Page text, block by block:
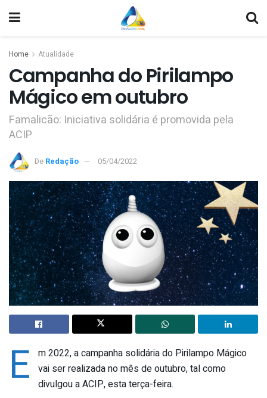
Home Atualidade
Campanha do Pirilampo
Mágico em outubro
Famalicão: Iniciativa solidária é promovida pela
ACIP
De Redação 05/04/2022
E
m 2022, a campanha solidária do Pirilampo Mágico
vai ser realizada no mês de outubro, tal como
divulgou a ACIP, esta terça-feira.